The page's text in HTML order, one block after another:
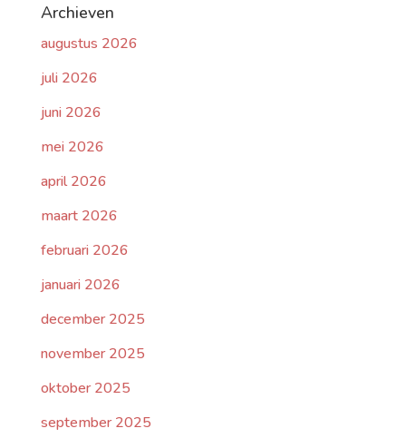
Archieven
augustus 2026
juli 2026
juni 2026
mei 2026
april 2026
maart 2026
februari 2026
januari 2026
december 2025
november 2025
oktober 2025
september 2025